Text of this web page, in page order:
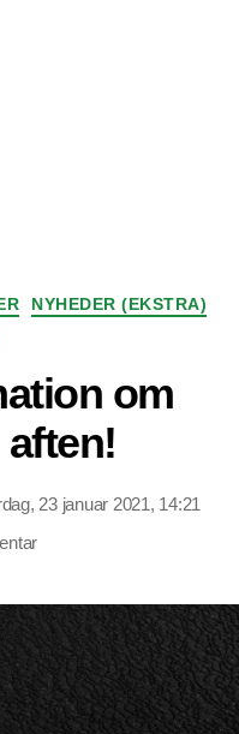
NYHEDER (EKSTRA)
om
23 januar 2021, 14:21
til
om
demoen
aften!